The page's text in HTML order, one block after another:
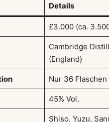
Details
£3.000 (ca.
Cambridge
(England)
Nur 36
45% Vol.
Shiso, Yuzu,